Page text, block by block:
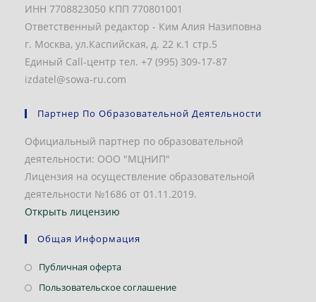
ИНН 7708823050 КПП 770801001
Ответственный редактор - Ким Алия Назиповна
г. Москва, ул.Каспийская, д. 22 к.1 стр.5
Единый Call-центр тел. +7 (995) 309-17-87
izdatel@sowa-ru.com
Партнер По Образовательной Деятельности
Официальный партнер по образовательной
деятельности: ООО "МЦНИП"
Лицензия на осуществление образовательной
деятельности №1686 от 01.11.2019.
Открыть лицензию
Общая Информация
Публичная офертаОткроется
в
Пользовательское соглашениеОткроется